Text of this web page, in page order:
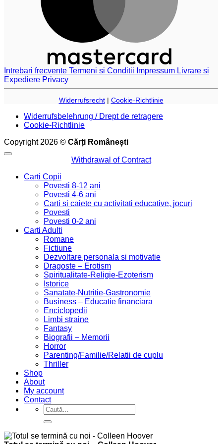
Intrebari frecvente Termeni si Conditii Impressum Livrare si
Expediere Privacy
Widerrufsrecht| Cookie-Richtlinie
Widerrufsbelehrung / Drept de retragere
Cookie-Richtlinie
Copyright 2026 © Cărți Românești
Withdrawal of Contract
Carti Copii
Povesti 8-12 ani
Povesti 4-6 ani
Carti si caiete cu activitati educative, jocuri
Povesti
Povesti 0-2 ani
Carti Adulti
Romane
Fictiune
Dezvoltare personala si motivatie
Dragoste – Erotism
Spiritualitate-Religie-Ezoterism
Istorice
Sanatate-Nutritie-Gastronomie
Business – Educatie financiara
Enciclopedii
Limbi straine
Fantasy
Biografii – Memorii
Horror
Parenting/Familie/Relatii de cuplu
Thriller
Shop
About
My account
Contact
Caută
după: